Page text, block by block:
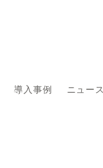
導入事例 ニュース